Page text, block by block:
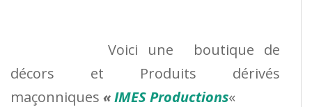
Voici une boutique de
décors et Produits dérivés
maçonniques «IMES Productions«